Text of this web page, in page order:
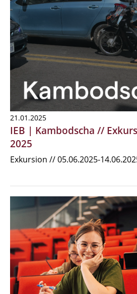
21.01.2025
IEB | Kambodscha //
2025
Exkursion // 05.06.2025-